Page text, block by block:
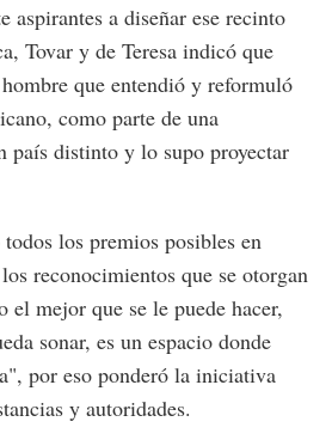
aspirantes a diseñar ese recinto
Tovar y de Teresa indicó que
que entendió y reformuló
como parte de una
país distinto y lo supo proyectar
los premios posibles en
reconocimientos que se otorgan
el mejor que se le puede hacer,
sonar, es un espacio donde
por eso ponderó la iniciativa
y autoridades.